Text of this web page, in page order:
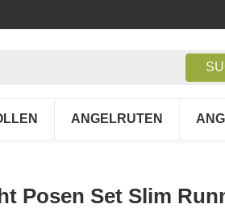
ANGELRUTEN
Posen Set Slim